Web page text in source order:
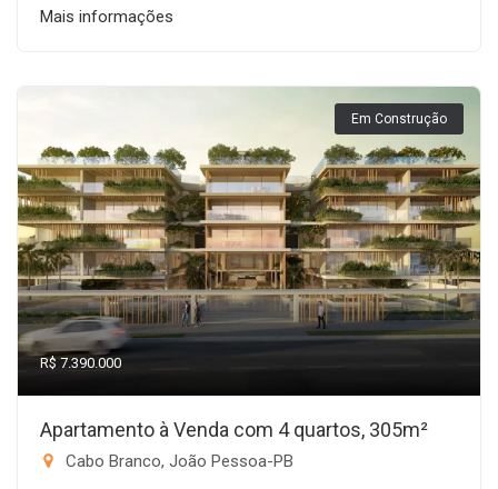
Mais informações
Em Construção
R$ 7.390.000
Apartamento à Venda com 4 quartos, 305m²
Cabo Branco, João Pessoa-PB